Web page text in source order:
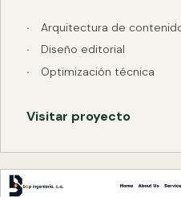
Arquitectura de
Diseño editorial
Optimización técnica
Visitar proyecto